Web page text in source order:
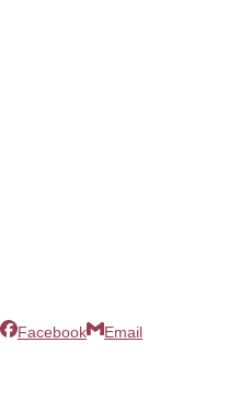
Facebook
Email